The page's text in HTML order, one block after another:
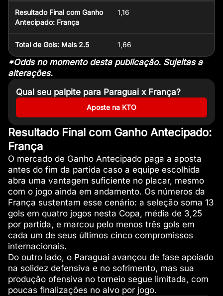
Resultado Final com Ganho
Antecipado: França
1,16
Total de Gols: Mais 2.5 1,66
*Odds no momento desta publicação. Sujeitas a
alterações.
Qual seu palpite para Paraguai x França?
Aposte na KTO
Resultado Final com Ganho Antecipado:
França
O mercado de Ganho Antecipado paga a aposta
antes do fim da partida caso a equipe escolhida
abra uma vantagem suficiente no placar, mesmo
com o jogo ainda em andamento. Os números da
França sustentam esse cenário: a seleção soma 13
gols em quatro jogos nesta Copa, média de 3,25
por partida, e marcou pelo menos três gols em
cada um de seus últimos cinco compromissos
internacionais.
Do outro lado, o Paraguai avançou de fase apoiado
na solidez defensiva e no sofrimento, mas sua
produção ofensiva no torneio segue limitada, com
poucas finalizações no alvo por jogo.